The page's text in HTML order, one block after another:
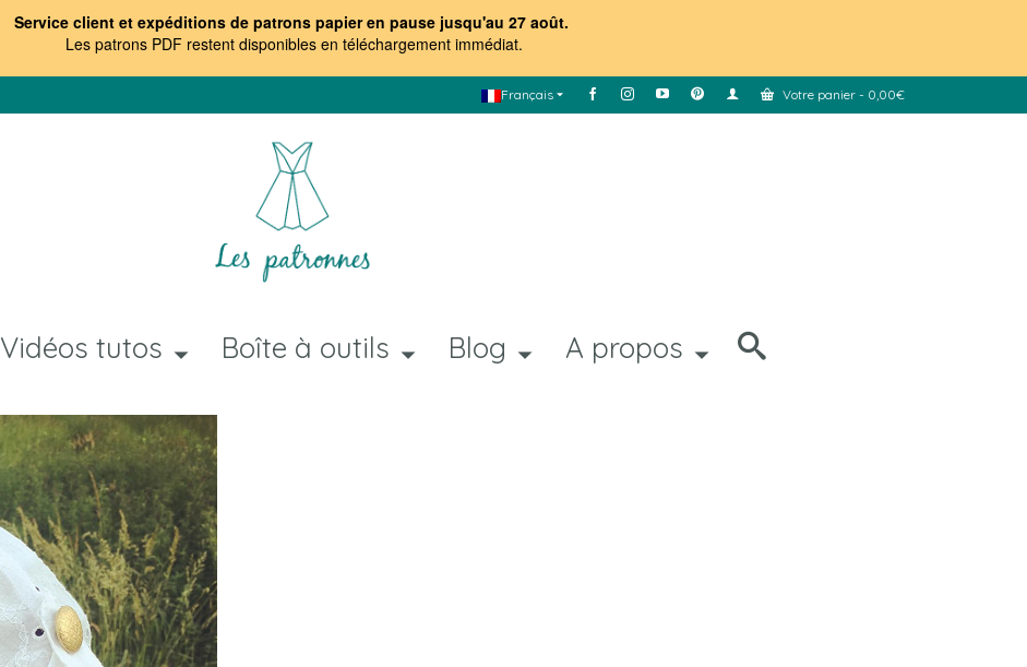
Service client et expéditions de patrons papier en pause jusqu'au 27 août.
Les patrons PDF restent disponibles en téléchargement immédiat.
Français Votre panier - 0,00€
Vidéos tutos Boîte à outils Blog A propos